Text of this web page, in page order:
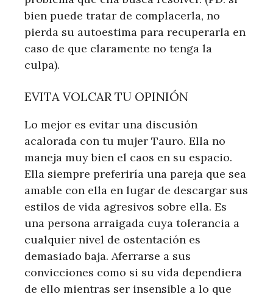
bien puede tratar de complacerla, no
pierda su autoestima para recuperarla en
caso de que claramente no tenga la
culpa).
EVITA VOLCAR TU OPINIÓN
Lo mejor es evitar una discusión
acalorada con tu mujer Tauro. Ella no
maneja muy bien el caos en su espacio.
Ella siempre preferiría una pareja que sea
amable con ella en lugar de descargar sus
estilos de vida agresivos sobre ella. Es
una persona arraigada cuya tolerancia a
cualquier nivel de ostentación es
demasiado baja. Aferrarse a sus
convicciones como si su vida dependiera
de ello mientras ser insensible a lo que